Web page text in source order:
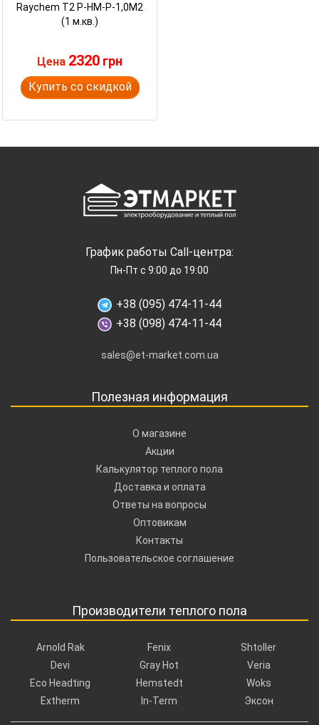
Raychem T2 P-HM-P-1,0M2
(1 м.кв.)
Цена 2320 грн
Купить со скидкой
График работы Call-центра:
Пн-Пт с 9:00 до 19:00
+38 (095) 474-11-44
+38 (098) 474-11-44
sales@et-market.com.ua
Полезная информация
О магазине
Акции
Калькулятор теплого пола
Доставка и оплата
Ответы на вопросы
Оптовикам
Контакты
Пользовательское соглашение
Производители теплого пола
Arnold Rak
Devi
Eco Headting
Extherm
Fenix
Gray Hot
Hemstedt
In-Term
Shtoller
Veria
Woks
Эксон